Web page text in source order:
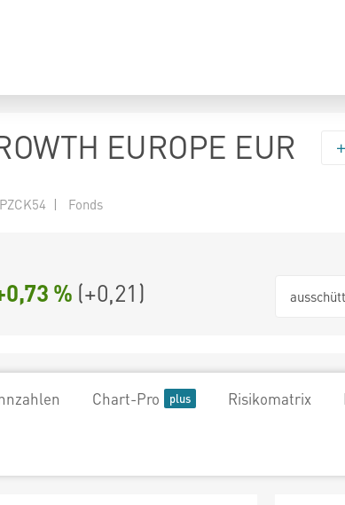
EUROPE EUR
| Fonds
% (+0,21)
Chart-Pro Risikomatrix